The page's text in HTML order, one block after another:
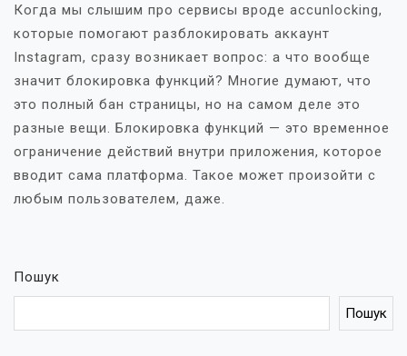
Когда мы слышим про сервисы вроде accunlocking,
которые помогают разблокировать аккаунт
Instagram, сразу возникает вопрос: а что вообще
значит блокировка функций? Многие думают, что
это полный бан страницы, но на самом деле это
разные вещи. Блокировка функций — это временное
ограничение действий внутри приложения, которое
вводит сама платформа. Такое может произойти с
любым пользователем, даже.
Пошук
Пошук